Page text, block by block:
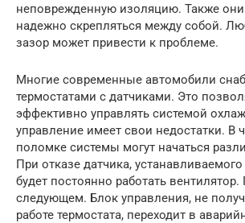
неповрежденную изоляцию. Также
надежно скрепляться между собой.
зазор может привести к проблеме.
Многие современные автомобили
термостатами с датчиками. Это
эффективно управлять системой
управление имеет свои недостатки. В
поломке системы могут начаться
При отказе датчика, устанавливаемого
будет постоянно работать вентилятор.
следующем. Блок управления, не
работе термостата, переходит в